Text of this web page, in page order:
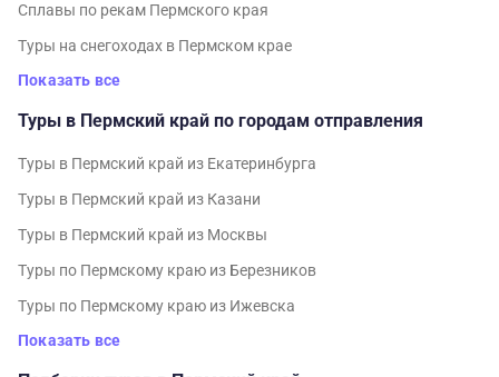
Сплавы по рекам Пермского края
Туры на снегоходах в Пермском крае
Показать все
Туры в Пермский край по городам отправления
Туры в Пермский край из Екатеринбурга
Туры в Пермский край из Казани
Туры в Пермский край из Москвы
Туры по Пермскому краю из Березников
Туры по Пермскому краю из Ижевска
Показать все